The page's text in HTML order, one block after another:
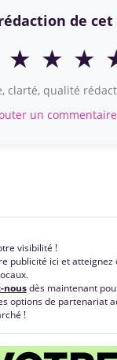
de
★ ★ ★
clarté, qualité
un commentaire
visibilité !
publicité ici et atteignez
nousdès maintenant
options de partenariat
!